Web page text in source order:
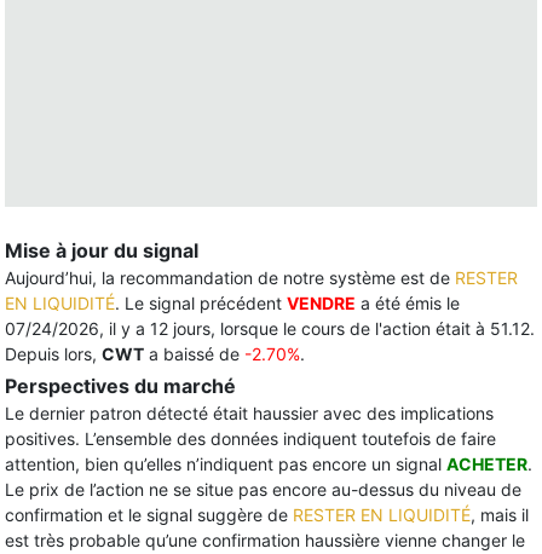
Mise à jour du signal
Aujourd’hui, la recommandation de notre système est de RESTER
EN LIQUIDITÉ. Le signal précédent VENDRE a été émis le
07/24/2026, il y a 12 jours, lorsque le cours de l'action était à 51.12.
Depuis lors, CWT a baissé de -2.70%.
Perspectives du marché
Le dernier patron détecté était haussier avec des implications
positives. L’ensemble des données indiquent toutefois de faire
attention, bien qu’elles n’indiquent pas encore un signal ACHETER.
Le prix de l’action ne se situe pas encore au-dessus du niveau de
confirmation et le signal suggère de RESTER EN LIQUIDITÉ, mais il
est très probable qu’une confirmation haussière vienne changer le